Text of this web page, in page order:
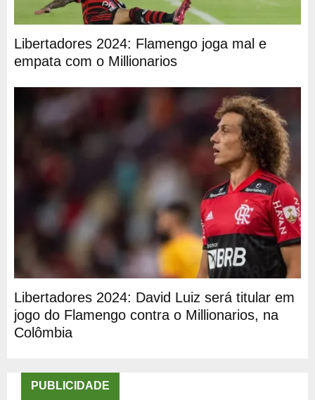
Libertadores 2024: Flamengo joga mal e
empata com o Millionarios
Libertadores 2024: David Luiz será titular em
jogo do Flamengo contra o Millionarios, na
Colômbia
PUBLICIDADE